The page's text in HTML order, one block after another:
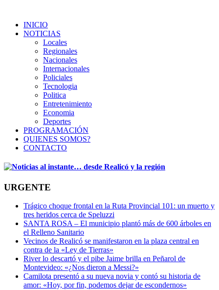
INICIO
NOTICIAS
Locales
Regionales
Nacionales
Internacionales
Policiales
Tecnologia
Politica
Entretenimiento
Economia
Deportes
PROGRAMACIÓN
QUIENES SOMOS?
CONTACTO
URGENTE
Trágico choque frontal en la Ruta Provincial 101: un muerto y
tres heridos cerca de Speluzzi
SANTA ROSA – El municipio plantó más de 600 árboles en
el Relleno Sanitario
Vecinos de Realicó se manifestaron en la plaza central en
contra de la «Ley de Tierras»
River lo descartó y el pibe Jaime brilla en Peñarol de
Montevideo: «¿Nos dieron a Messi?»
Camilota presentó a su nueva novia y contó su historia de
amor: «Hoy, por fin, podemos dejar de escondernos»